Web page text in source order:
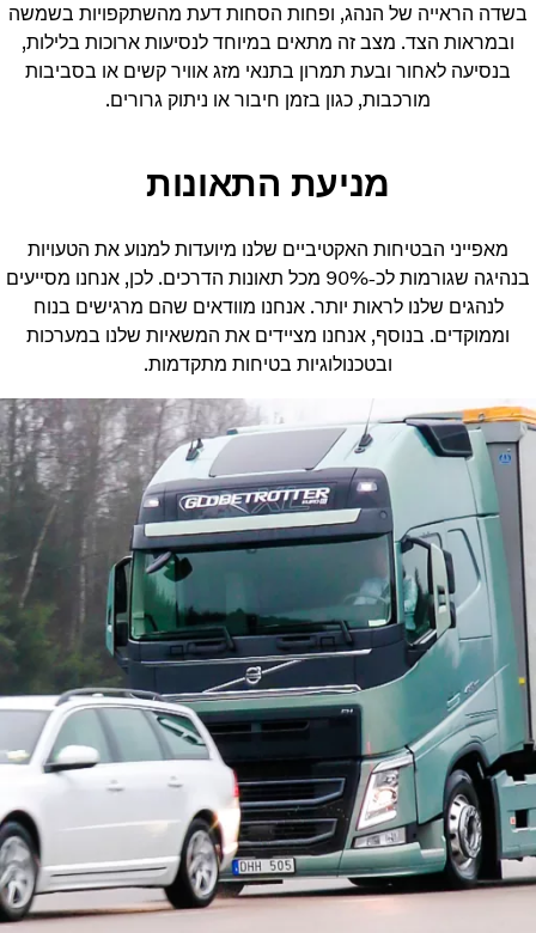
בשדה הראייה של הנהג, ופחות הסחות דעת מהשתקפויות בשמשה
ובמראות הצד. מצב זה מתאים במיוחד לנסיעות ארוכות בלילות,
בנסיעה לאחור ובעת תמרון בתנאי מזג אוויר קשים או בסביבות
מורכבות, כגון בזמן חיבור או ניתוק גרורים.
מניעת התאונות
מאפייני הבטיחות האקטיביים שלנו מיועדות למנוע את הטעויות
בנהיגה שגורמות לכ-90% מכל תאונות הדרכים. לכן, אנחנו מסייעים
לנהגים שלנו לראות יותר. אנחנו מוודאים שהם מרגישים בנוח
וממוקדים. בנוסף, אנחנו מציידים את המשאיות שלנו במערכות
ובטכנולוגיות בטיחות מתקדמות.